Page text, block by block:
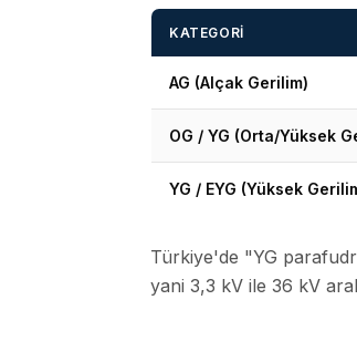
KATEGORI
AG (Alçak Gerilim)
OG / YG (Orta/Yüksek
YG / EYG (Yüksek
Türkiye'de "YG
yani 3,3 kV ile 36 kV